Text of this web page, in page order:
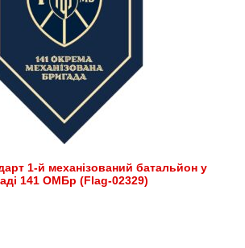
1-й механізований батальйон у
141 ОМБр (Flag-02329)